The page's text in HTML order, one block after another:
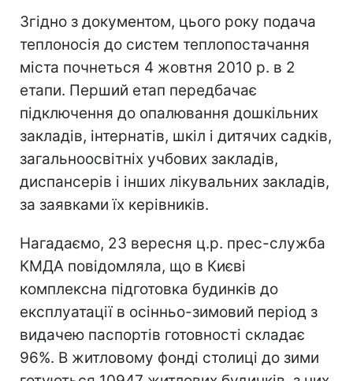
Згідно з документом, цього року подача
теплоносія до систем теплопостачання
міста почнеться 4 жовтня 2010 р. в 2
етапи. Перший етап передбачає
підключення до опалювання дошкільних
закладів, інтернатів, шкіл і дитячих садків,
загальноосвітніх учбових закладів,
диспансерів і інших лікувальних закладів,
за заявками їх керівників.
Нагадаємо, 23 вересня ц.р. прес-служба
КМДА повідомляла, що в Києві
комплексна підготовка будинків до
експлуатації в осінньо-зимовий період з
видачею паспортів готовності складає
96%. В житловому фонді столиці до зими